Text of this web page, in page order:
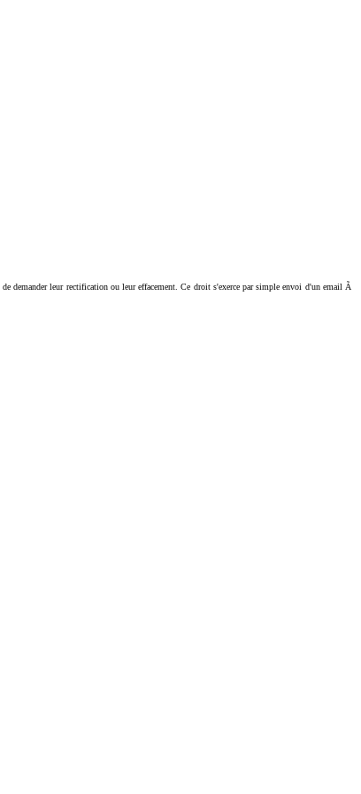
leur rectification ou leur effacement. Ce droit s'exerce par simple envoi d'un email Ã